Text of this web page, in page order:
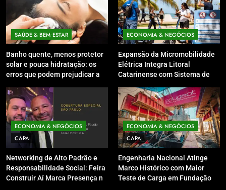
SAÚDE & BEM‑ESTAR
Banho quente, menos protetor
solar e pouca hidratação: os
erros que podem prejudicar a
inverno
ECONOMIA & NEGÓCIOS
Expansão da Micromobilidade
Elétrica Integra Litoral
Catarinense com Sistema de
ECONOMIA & NEGÓCIOS
CAPA
Networking de Alto Padrão e
Responsabilidade Social: Feira
Construir Aí Marca Presença no
ECONOMIA & NEGÓCIOS
CAPA
Engenharia Nacional Atinge
Marco Histórico com Maior
Teste de Carga em Fundação